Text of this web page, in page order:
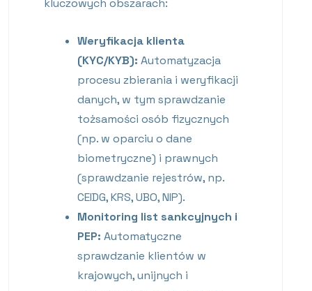
Weryfikacja klienta
(KYC/KYB): Automatyzacja
procesu zbierania i weryfikacji
danych, w tym sprawdzanie
tożsamości osób fizycznych
(np. w oparciu o dane
biometryczne) i prawnych
(sprawdzanie rejestrów, np.
CEIDG, KRS, UBO, NIP).
Monitoring list sankcyjnych i
PEP: Automatyczne
sprawdzanie klientów w
krajowych, unijnych i